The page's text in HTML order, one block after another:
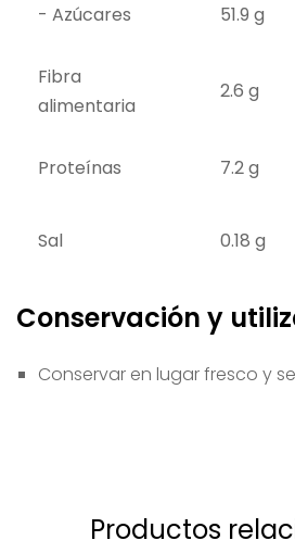
- Azúcares 51.9 g
Fibra
alimentaria
2.6 g
Proteínas 7.2 g
Sal 0.18 g
Conservación y
Conservar en lugar fresco y
Productos